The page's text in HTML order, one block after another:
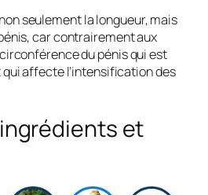
seulement la longueur, mais
car contrairement aux
du pénis qui est
affecte l’intensification des
et